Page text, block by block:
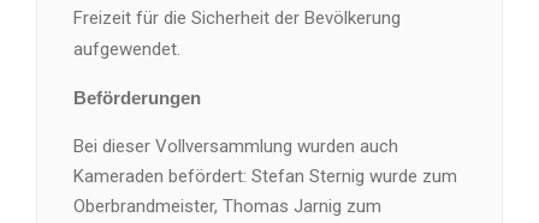
Freizeit für die Sicherheit der Bevölkerung
aufgewendet.
Beförderungen
Bei dieser Vollversammlung wurden auch
Kameraden befördert: Stefan Sternig wurde zum
Oberbrandmeister, Thomas Jarnig zum